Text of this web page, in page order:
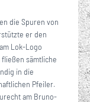
die Spuren von
er den
Lok-Logo
sämtliche
in die
Pfeiler.
am Bruno-